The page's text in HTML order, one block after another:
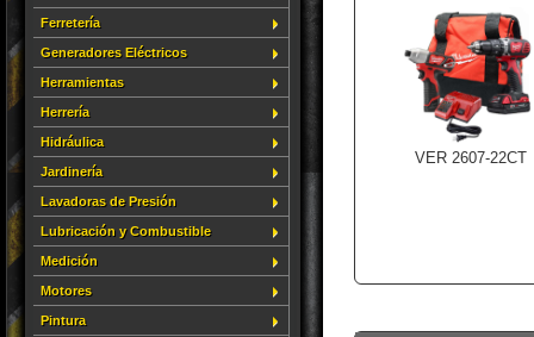
Ferretería
Generadores Eléctricos
Herramientas
Herrería
Hidráulica
Jardinería
Lavadoras de Presión
Lubricación y Combustible
Medición
Motores
Pintura
VER 2607-22CT